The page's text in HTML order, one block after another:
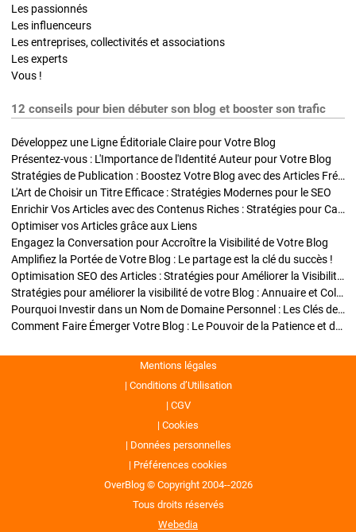
Les passionnés
Les influenceurs
Les entreprises, collectivités et associations
Les experts
Vous !
12 conseils pour bien débuter son blog et booster son trafic
Développez une Ligne Éditoriale Claire pour Votre Blog
Présentez-vous : L'Importance de l'Identité Auteur pour Votre Blog
Stratégies de Publication : Boostez Votre Blog avec des Articles Fréquents et Exclusifs
L'Art de Choisir un Titre Efficace : Stratégies Modernes pour le SEO
Enrichir Vos Articles avec des Contenus Riches : Stratégies pour Captiver et Optimiser
Optimiser vos Articles grâce aux Liens
Engagez la Conversation pour Accroître la Visibilité de Votre Blog
Amplifiez la Portée de Votre Blog : Le partage est la clé du succès !
Optimisation SEO des Articles : Stratégies pour Améliorer la Visibilité de Votre Blog
Stratégies pour améliorer la visibilité de votre Blog : Annuaire et Collaborations
Pourquoi Investir dans un Nom de Domaine Personnel : Les Clés de la Réussite de Votre Blog
Comment Faire Émerger Votre Blog : Le Pouvoir de la Patience et de la Persévérance
Mentions légales
Conditions d’Utilisation
CGV
Cookies
Données personnelles
Préférences cookies
OverBlog © Copyright 2004--2026
Tous droits réservés
Webedia